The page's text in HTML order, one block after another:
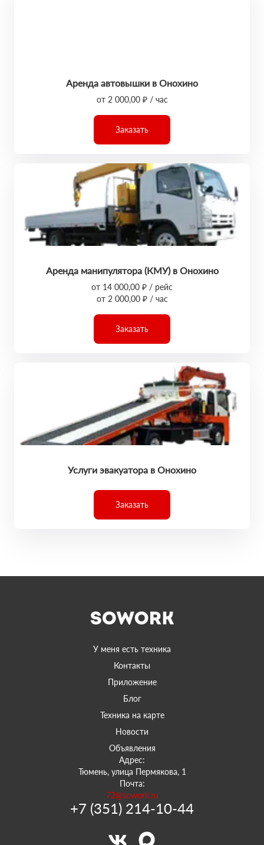
Аренда автовышки в Онохино
от 2 000,00 ₽ / час
Заказать
Аренда манипулятора (КМУ) в Онохино
от 14 000,00 ₽ / рейс
от 2 000,00 ₽ / час
Заказать
Услуги эвакуатора в Онохино
Заказать
У меня есть техника
Контакты
Приложение
Блог
Техника на карте
Новости
Объявления
Адрес:
Тюмень, улица Пермякова, 1
Почта:
72@sowork.ru
+7 (351) 214-10-44